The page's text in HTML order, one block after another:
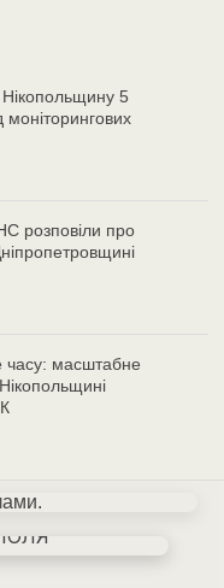
5
моніторингових
розповіли про
часу: масштабне